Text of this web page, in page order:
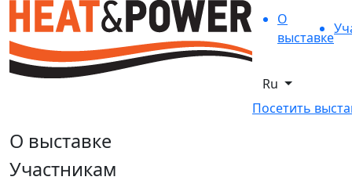
О
выставке
Ru
Посетить
О выставке
Участникам